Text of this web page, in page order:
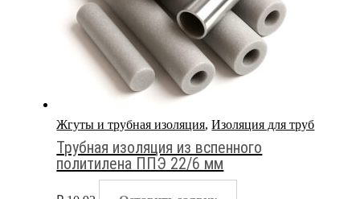
Жгуты и трубная изоляция,Изоляция для труб
Трубная изоляция из вспенного
политилена ППЭ 22/6 мм